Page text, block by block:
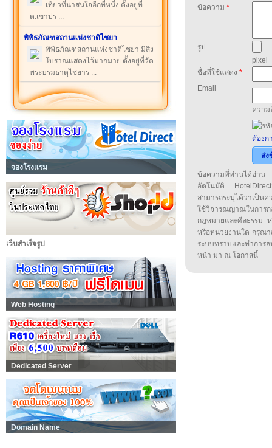
เที่ยวที่น่าสนใจอีกที่หนึ่ง ตั้งอยู่ที่
ต.เขาปร ...
พิพิธภัณฑสถานแห่งชาติไชยา
พิพิธภัณฑสถานแห่งชาติไชยา มีสิ่ง
โบราณแสดงไว้มากมาย ตั้งอยู่ที่วัด
พระบรมธาตุไชยาร ...
จองโรงแรม
เว็บสำเร็จรูป
Web Hosting
Dedicated Server
Domain Name
ข้อความ *
รูป
pixel
ชื่อที่ใช้แสดง *
Email
ความ
ต้องก
ส่ง
ข้อความที่ท่านได้อ่าน
อัตโนมัติ
สามารถระบุได้ว่าเป็น
ใช้วิจารณญาณในกา
กฎหมายและศีลธรรม
หรือหน่วยงานใด กรุณา
ระบบทราบและทำกา
หน้า มา ณ โอกาสนี้